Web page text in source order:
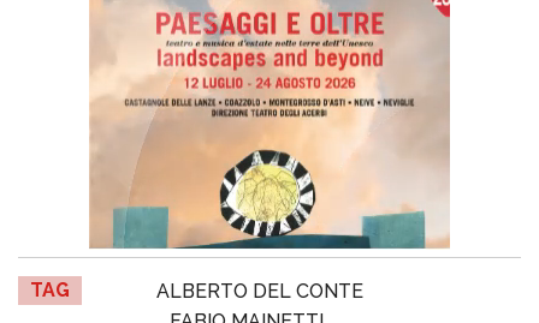
TAG
ALBERTO DEL CONTE